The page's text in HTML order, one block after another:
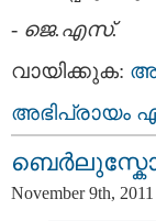
- ജെ.എസ്.
വായിക്കുക:
അഭിപ്രായം
November 9th, 2011